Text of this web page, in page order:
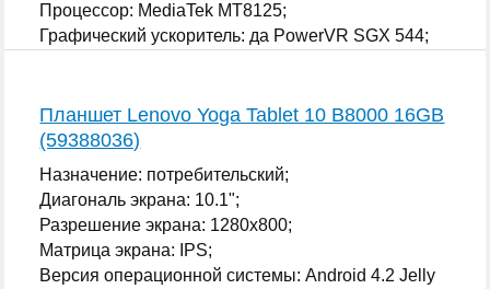
Процессор: MediaTek MT8125;
Графический ускоритель: да PowerVR SGX 544;
Планшет Lenovo Yoga Tablet 10 B8000 16GB
(59388036)
Назначение: потребительский;
Диагональ экрана: 10.1";
Разрешение экрана: 1280x800;
Матрица экрана: IPS;
Версия операционной системы: Android 4.2 Jelly